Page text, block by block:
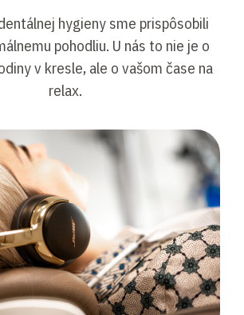
hygieny sme prispôsobili
pohodliu. U nás to nie je o
v kresle, ale o vašom čase na
relax.